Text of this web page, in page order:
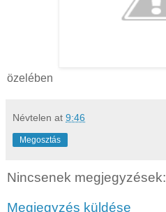
özelében
Névtelen at 9:46
Megosztás
Nincsenek megjegyzések:
Megjegyzés küldése